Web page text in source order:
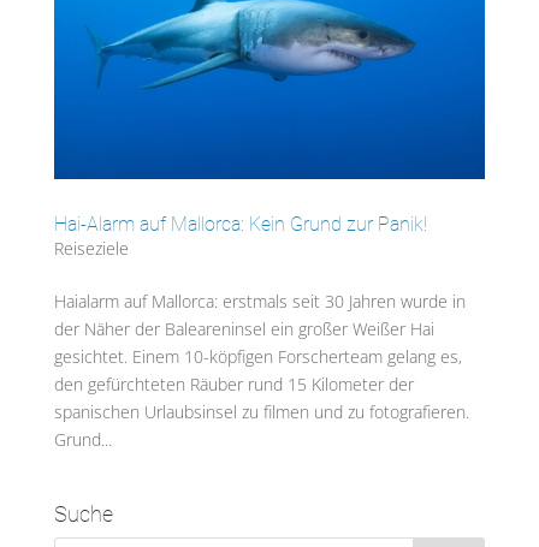
Hai-Alarm auf Mallorca: Kein Grund zur Panik!
Reiseziele
Haialarm auf Mallorca: erstmals seit 30 Jahren wurde in
der Näher der Baleareninsel ein großer Weißer Hai
gesichtet. Einem 10-köpfigen Forscherteam gelang es,
den gefürchteten Räuber rund 15 Kilometer der
spanischen Urlaubsinsel zu filmen und zu fotografieren.
Grund...
Suche